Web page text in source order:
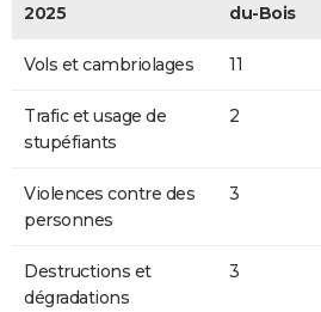
2025
du-Bois
Vols et cambriolages 11
Trafic et usage de
stupéfiants
2
Violences contre des
personnes
3
Destructions et
dégradations
3